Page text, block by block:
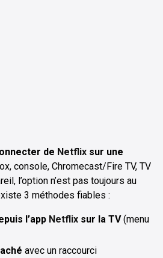
de Netflix sur une
console, Chromecast/Fire TV, TV
l’option n’est pas toujours au
3 méthodes fiables :
l’app Netflix sur la TV(menu
avec un raccourci